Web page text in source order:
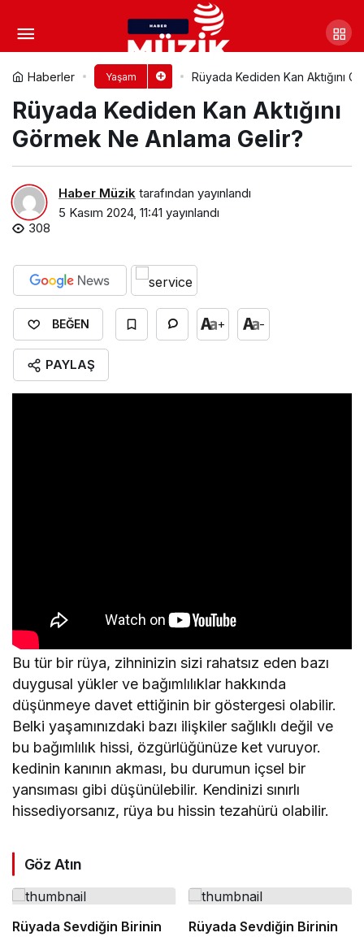
Haberler Yaşam Rüyada Kediden Kan Aktığını
Rüyada Kediden Kan Aktığını
Görmek Ne Anlama Gelir?
Haber Müzik tarafından yayınlandı
5 Kasım 2024, 11:41 yayınlandı
308
BEĞEN + -
PAYLAŞ
Bu tür bir rüya, zihninizin sizi rahatsız eden bazı
duygusal yükler ve bağımlılıklar hakkında
düşünmeye davet ettiğinin bir göstergesi olabilir.
Belki yaşamınızdaki bazı ilişkiler sağlıklı değil ve
bu bağımlılık hissi, özgürlüğünüze ket vuruyor.
kedinin kanının akması, bu durumun içsel bir
yansıması gibi düşünülebilir. Kendinizi sınırlı
hissediyorsanız, rüya bu hissin tezahürü olabilir.
Göz Atın
Rüyada Sevdiğin Birinin
Rüyada Sevdiğin Birinin
Rüyada Kel Kadın Görmek Ne
Anlama Gelir?
Yorum Yap